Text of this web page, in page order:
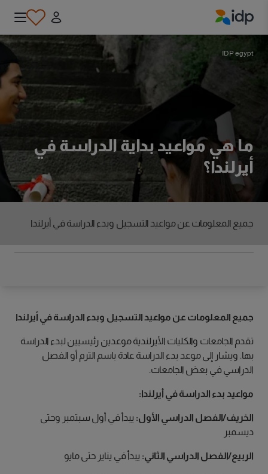
IDP egypt
ما هي مواعيد بداية الدراسة في
أيرلندا؟
جميع المعلومات عن مواعيد التسجيل وبدء الدراسة في أيرلندا
جميع المعلومات عن مواعيد التسجيل وبدء الدراسة في أيرلندا
تقدم الجامعات والكليات الأيرلندية موعدين رئيسيين لبدء الدراسة
بها. ويشار إلى موعد بدء الدراسة عادة باسم الترم أو الفصل
الدراسي في بعض الجامعات.
مواعيد بدء الدراسة في أيرلندا:
الخريف/الفصل الدراسي الأول: يبدأ في أول سبتمبر وحتى
ديسمبر
الربيع/الفصل الدراسي الثاني: يبدأ في يناير حتى مايو